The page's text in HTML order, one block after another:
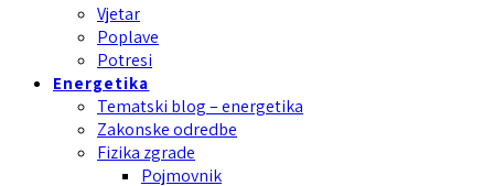
Vjetar
Poplave
Potresi
Energetika
Tematski blog – energetika
Zakonske odredbe
Fizika zgrade
Pojmovnik